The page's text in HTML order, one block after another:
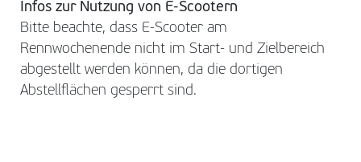
Infos zur Nutzung von E-Scootern
Bitte beachte, dass E-Scooter am
Rennwochenende nicht im Start- und Zielbereich
abgestellt werden können, da die dortigen
Abstellflächen gesperrt sind.